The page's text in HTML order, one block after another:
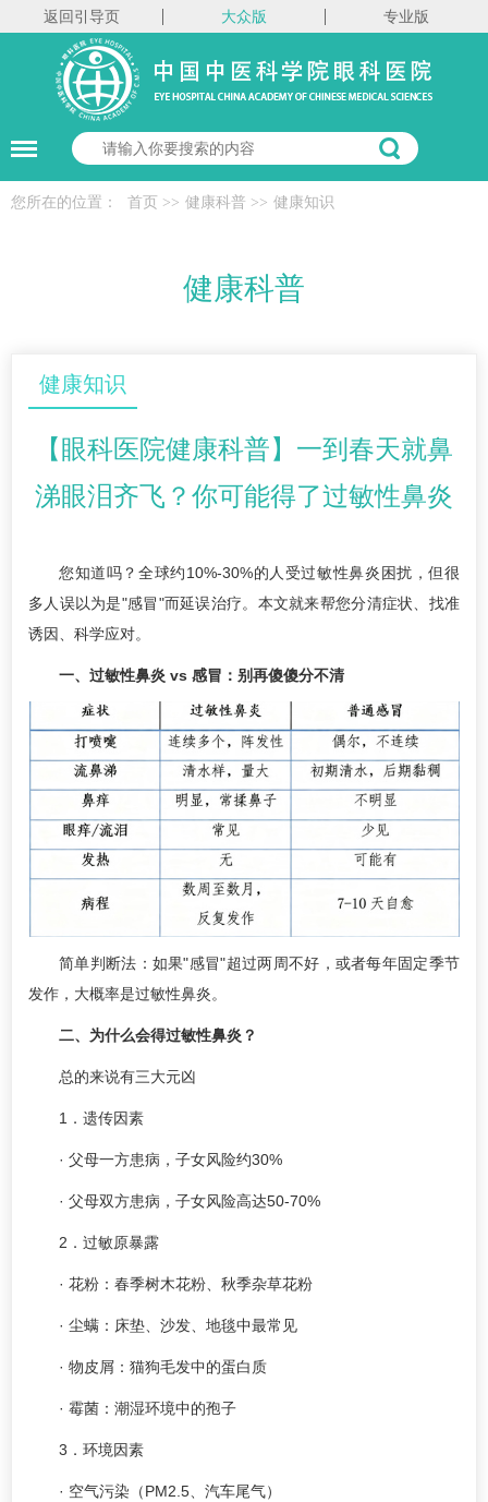
返回引导页 大众版 专业版
您所在的位置： 首页 >> 健康科普 >> 健康知识
健康科普
健康知识
【眼科医院健康科普】一到春天就鼻
涕眼泪齐飞？你可能得了过敏性鼻炎
您知道吗？全球约10%-30%的人受过敏性鼻炎困扰，但很
多人误以为是"感冒"而延误治疗。本文就来帮您分清症状、找准
诱因、科学应对。
一、过敏性鼻炎 vs 感冒：别再傻傻分不清
简单判断法：如果"感冒"超过两周不好，或者每年固定季节
发作，大概率是过敏性鼻炎。
二、为什么会得过敏性鼻炎？
总的来说有三大元凶
1．遗传因素
· 父母一方患病，子女风险约30%
· 父母双方患病，子女风险高达50-70%
2．过敏原暴露
· 花粉：春季树木花粉、秋季杂草花粉
· 尘螨：床垫、沙发、地毯中最常见
· 物皮屑：猫狗毛发中的蛋白质
· 霉菌：潮湿环境中的孢子
3．环境因素
· 空气污染（PM2.5、汽车尾气）